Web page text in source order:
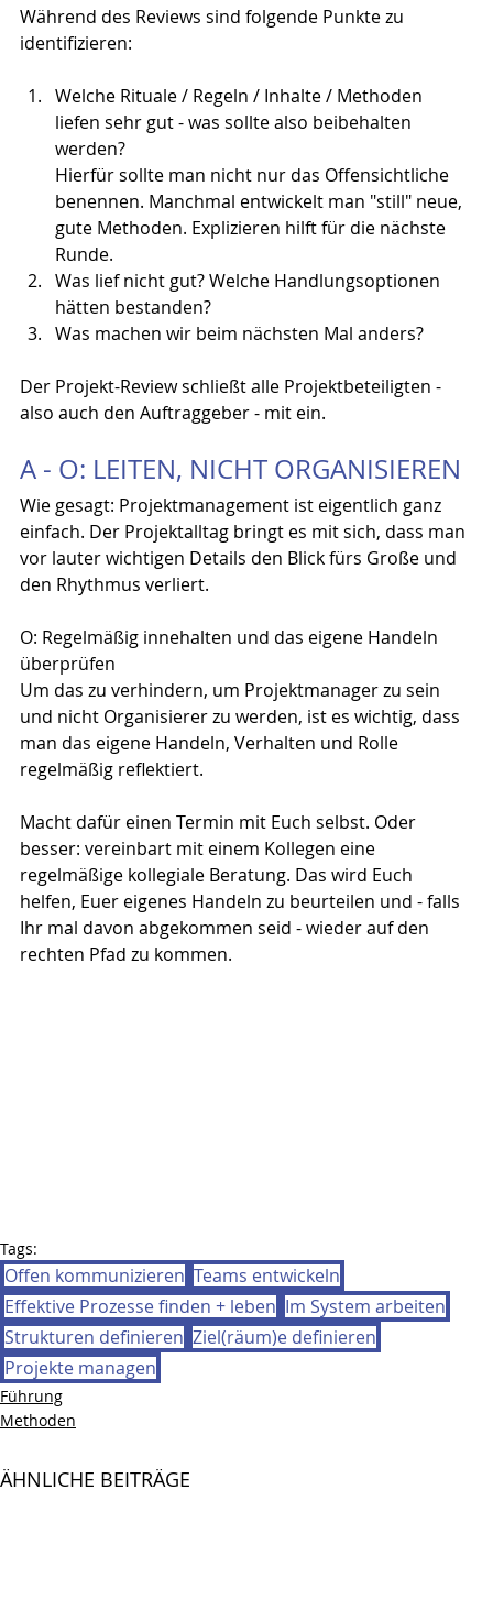
Während des Reviews sind folgende Punkte zu
identifizieren:
Welche Rituale / Regeln / Inhalte / Methoden
liefen sehr gut - was sollte also beibehalten
werden?
Hierfür sollte man nicht nur das Offensichtliche
benennen. Manchmal entwickelt man "still" neue,
gute Methoden. Explizieren hilft für die nächste
Runde.
Was lief nicht gut? Welche Handlungsoptionen
hätten bestanden?
Was machen wir beim nächsten Mal anders?
Der Projekt-Review schließt alle Projektbeteiligten -
also auch den Auftraggeber - mit ein.
A - O: LEITEN, NICHT ORGANISIEREN
Wie gesagt: Projektmanagement ist eigentlich ganz
einfach. Der Projektalltag bringt es mit sich, dass man
vor lauter wichtigen Details den Blick fürs Große und
den Rhythmus verliert.
O: Regelmäßig innehalten und das eigene Handeln
überprüfen
Um das zu verhindern, um Projektmanager zu sein
und nicht Organisierer zu werden, ist es wichtig, dass
man das eigene Handeln, Verhalten und Rolle
regelmäßig reflektiert.
Macht dafür einen Termin mit Euch selbst. Oder
besser: vereinbart mit einem Kollegen eine
regelmäßige kollegiale Beratung. Das wird Euch
helfen, Euer eigenes Handeln zu beurteilen und - falls
Ihr mal davon abgekommen seid - wieder auf den
rechten Pfad zu kommen.
Tags:
Offen kommunizieren Teams entwickeln
Effektive Prozesse finden + leben Im System arbeiten
Strukturen definieren Ziel(räum)e definieren
Projekte managen
Führung
Methoden
ÄHNLICHE BEITRÄGE